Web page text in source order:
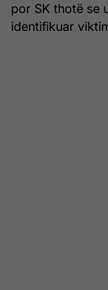
por SK thotë se
identifikuar